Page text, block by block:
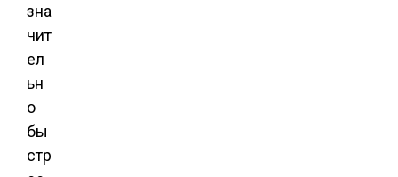
зна
чит
ел
ьн
о
бы
стр